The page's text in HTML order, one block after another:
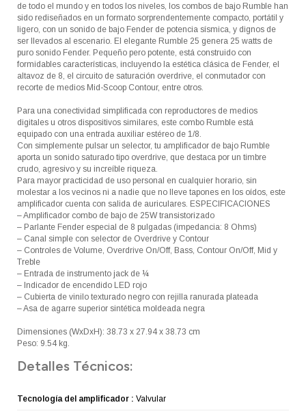
de todo el mundo y en todos los niveles, los combos de bajo Rumble han
sido rediseñados en un formato sorprendentemente compacto, portátil y
ligero, con un sonido de bajo Fender de potencia sísmica, y dignos de
ser llevados al escenario. El elegante Rumble 25 genera 25 watts de
puro sonido Fender. Pequeño pero potente, está construido con
formidables características, incluyendo la estética clásica de Fender, el
altavoz de 8, el circuito de saturación overdrive, el conmutador con
recorte de medios Mid-Scoop Contour, entre otros.
Para una conectividad simplificada con reproductores de medios
digitales u otros dispositivos similares, este combo Rumble está
equipado con una entrada auxiliar estéreo de 1/8.
Con simplemente pulsar un selector, tu amplificador de bajo Rumble
aporta un sonido saturado tipo overdrive, que destaca por un timbre
crudo, agresivo y su increíble riqueza.
Para mayor practicidad de uso personal en cualquier horario, sin
molestar a los vecinos ni a nadie que no lleve tapones en los oídos, este
amplificador cuenta con salida de auriculares. ESPECIFICACIONES
– Amplificador combo de bajo de 25W transistorizado
– Parlante Fender especial de 8 pulgadas (impedancia: 8 Ohms)
– Canal simple con selector de Overdrive y Contour
– Controles de Volume, Overdrive On/Off, Bass, Contour On/Off, Mid y
Treble
– Entrada de instrumento jack de ¼
– Indicador de encendido LED rojo
– Cubierta de vinilo texturado negro con rejilla ranurada plateada
– Asa de agarre superior sintética moldeada negra
Dimensiones (WxDxH): 38.73 x 27.94 x 38.73 cm
Peso: 9.54 kg.
Detalles Técnicos:
Tecnología del amplificador : Valvular